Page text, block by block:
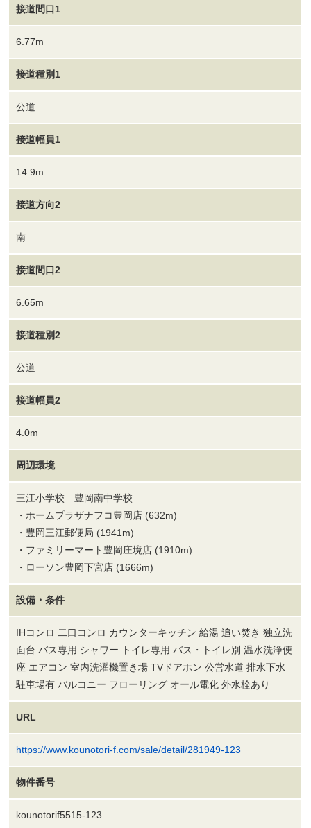
接道間口1
6.77m
接道種別1
公道
接道幅員1
14.9m
接道方向2
南
接道間口2
6.65m
接道種別2
公道
接道幅員2
4.0m
周辺環境
三江小学校 豊岡南中学校
・ホームプラザナフコ豊岡店 (632m)
・豊岡三江郵便局 (1941m)
・ファミリーマート豊岡庄境店 (1910m)
・ローソン豊岡下宮店 (1666m)
設備・条件
IHコンロ 二口コンロ カウンターキッチン 給湯 追い焚き 独立洗
面台 バス専用 シャワー トイレ専用 バス・トイレ別 温水洗浄便
座 エアコン 室内洗濯機置き場 TVドアホン 公営水道 排水下水
駐車場有 バルコニー フローリング オール電化 外水栓あり
URL
https://www.kounotori-f.com/sale/detail/281949-123
物件番号
kounotorif5515-123